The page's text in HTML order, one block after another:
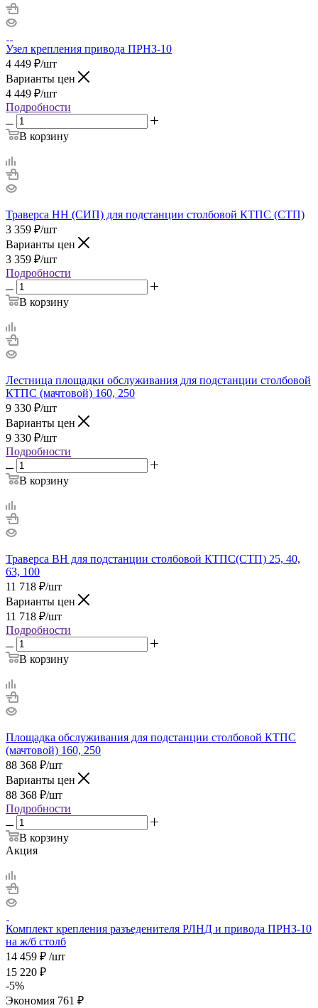
Узел крепления привода ПРНЗ-10
4 449 ₽/шт
Варианты цен
4 449 ₽/шт
Подробности
В корзину
Траверса НН (СИП) для подстанции столбовой КТПС (СТП)
3 359 ₽/шт
Варианты цен
3 359 ₽/шт
Подробности
В корзину
Лестница площадки обслуживания для подстанции столбовой
КТПС (мачтовой) 160, 250
9 330 ₽/шт
Варианты цен
9 330 ₽/шт
Подробности
В корзину
Траверса ВН для подстанции столбовой КТПС(СТП) 25, 40,
63, 100
11 718 ₽/шт
Варианты цен
11 718 ₽/шт
Подробности
В корзину
Площадка обслуживания для подстанции столбовой КТПС
(мачтовой) 160, 250
88 368 ₽/шт
Варианты цен
88 368 ₽/шт
Подробности
В корзину
Акция
Комплект крепления разъеденителя РЛНД и привода ПРНЗ-10
на ж/б столб
14 459 ₽ /шт
15 220 ₽
-5%
Экономия 761 ₽